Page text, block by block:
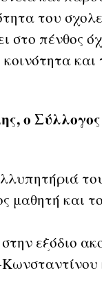
του
στο πένθος
και
ο Σύλλογος
μαθητή και
εξόδιο